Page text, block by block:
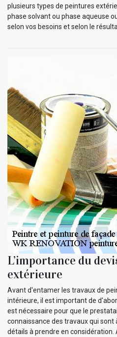
plusieurs types de peintures
phase solvant ou phase aqueuse
selon vos besoins et selon le
L’importance du
extérieure
Avant d'entamer les travaux de
intérieure, il est important de
est nécessaire pour que le
connaissance des travaux qui
détails à prendre en considération.